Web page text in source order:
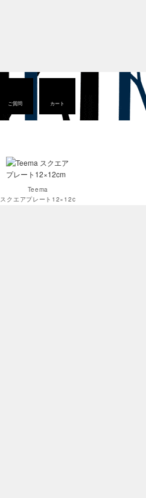
ご質問 カート
Teema
スクエアプレート12×12c